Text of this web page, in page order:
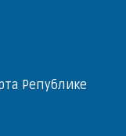
Републике